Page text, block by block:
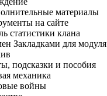
материалы
на сайте
клана
для модуля
подсказки и пособия
механика
войны